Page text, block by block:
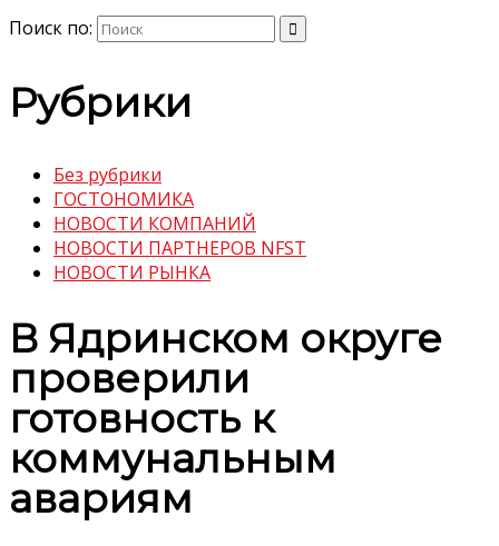
Поиск по:
Рубрики
Без рубрики
ГОСТОНОМИКА
НОВОСТИ КОМПАНИЙ
НОВОСТИ ПАРТНЕРОВ NFST
НОВОСТИ РЫНКА
В Ядринском округе
проверили
готовность к
коммунальным
авариям